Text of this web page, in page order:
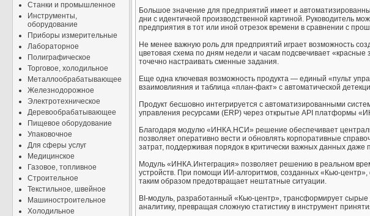
Станки и промышленное
Инструменты,
оборудование
Приборы измерительные
Лабораторное
Полиграфическое
Торговое, холодильное
Металлообрабатывающее
Железнодорожное
Электротехническое
Деревообрабатывающее
Пищевое оборудование
Упаковочное
Для сферы услуг
Медицинское
Газовое, топливное
Строительное
Текстильное, швейное
Машиностроительное
Холодильное
Большое значение для предприятий имеет и
дни с идентичной производственной картиной. Руководитель
предприятия в тот или иной отрезок времени в сравнении с
Не менее важную роль для предприятий играет возможность
цветовая схема по дням недели и часам подсвечивает
точечно настраивать сменные задания.
Еще одна ключевая возможность продукта — единый «пульт
взаимовлияния и таблица «план-факт» с автоматической
Продукт бесшовно интегрируется с автоматизированными
управления ресурсами (ERP) через открытые API платформы
Благодаря модулю «ИНКА.НСИ» решение обеспечивает
позволяет оперативно вести и обновлять корпоративные
затрат, поддерживая порядок в критически важных данных
Модуль «ИНКА.Интеграция» позволяет решению в реальном
устройств. При помощи ИИ-алгоритмов, созданных «Кью-
таким образом предотвращает нештатные ситуации.
BI-модуль, разработанный «Кью-центр», трансформирует
аналитику, превращая сложную статистику в инструмент